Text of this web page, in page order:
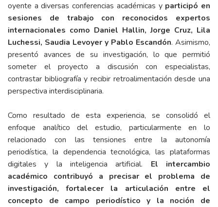
oyente a diversas conferencias académicas y participó en
sesiones de trabajo con reconocidos expertos
internacionales como Daniel Hallin, Jorge Cruz, Lila
Luchessi, Saudia Levoyer y Pablo Escandón. Asimismo,
presentó avances de su investigación, lo que permitió
someter el proyecto a discusión con especialistas,
contrastar bibliografía y recibir retroalimentación desde una
perspectiva interdisciplinaria.
Como resultado de esta experiencia, se consolidó el
enfoque analítico del estudio, particularmente en lo
relacionado con las tensiones entre la autonomía
periodística, la dependencia tecnológica, las plataformas
digitales y la inteligencia artificial. El intercambio
académico contribuyó a precisar el problema de
investigación, fortalecer la articulación entre el
concepto de campo periodístico y la noción de